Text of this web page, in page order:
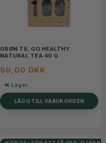
GRØN TE, GO HEALTHY
NATURAL TEA 40 G
50,00 DKK
I Lager
LÄGG TILL VARUKORGEN